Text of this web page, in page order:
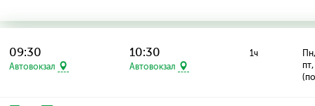
09:30
Автовокзал
10:30
Автовокзал
1ч